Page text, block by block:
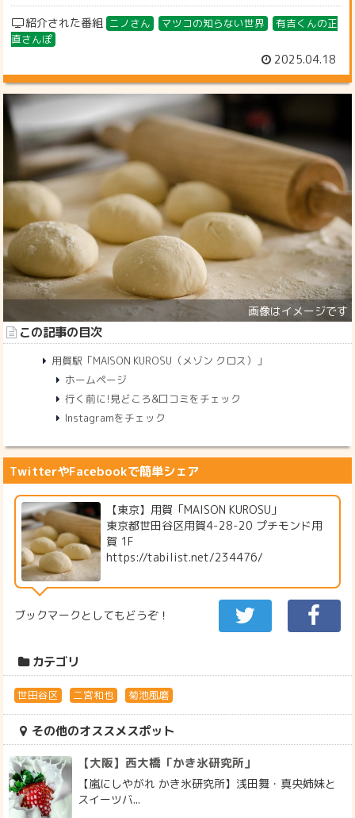
紹介された番組 ニノさん マツコの知らない世界
有吉くんの正
直さんぽ
2025.04.18
この記事の目次
用賀駅「MAISON KUROSU（メゾン クロス）」
ホームページ
行く前に!見どころ&口コミをチェック
Instagramをチェック
TwitterやFacebookで簡単シェア
【東京】用賀「MAISON KUROSU」
東京都世田谷区用賀4-28-20 プチモンド用
賀 1F
https://tabilist.net/234476/
ブックマークとしてもどうぞ！
カテゴリ
世田谷区 二宮和也 菊池風磨
その他のオススメスポット
【大阪】西大橋「かき氷研究所」
【嵐にしやがれ かき氷研究所】浅田舞・真央姉妹と
スイーツバ...